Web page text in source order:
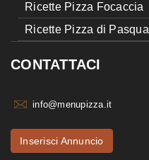
Ricette Pizza Focaccia
Ricette Pizza di Pasqua
CONTATTACI
info@menupizza.it
Inserisci Annuncio